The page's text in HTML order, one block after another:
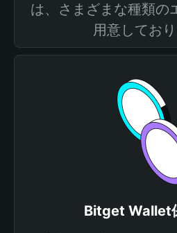
は、さまざまな種類の
用意しており
Bitget Wallet